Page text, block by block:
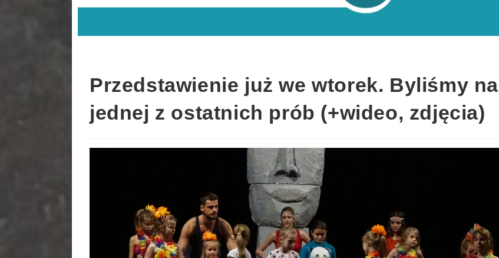
Przedstawienie już we wtorek. Byliśmy na
jednej z ostatnich prób (+wideo, zdjęcia)